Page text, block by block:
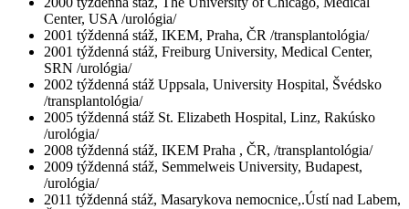
Center, USA /urológia/
2001 týždenná stáž, IKEM, Praha, ČR /transplantológia/
2001 týždenná stáž, Freiburg University, Medical Center,
SRN /urológia/
2002 týždenná stáž Uppsala, University Hospital, Švédsko
/transplantológia/
2005 týždenná stáž St. Elizabeth Hospital, Linz, Rakúsko
/urológia/
2008 týždenná stáž, IKEM Praha , ČR, /transplantológia/
2009 týždenná stáž, Semmelweis University, Budapest,
/urológia/
2011 týždenná stáž, Masarykova nemocnice,.Ústí nad Labem,